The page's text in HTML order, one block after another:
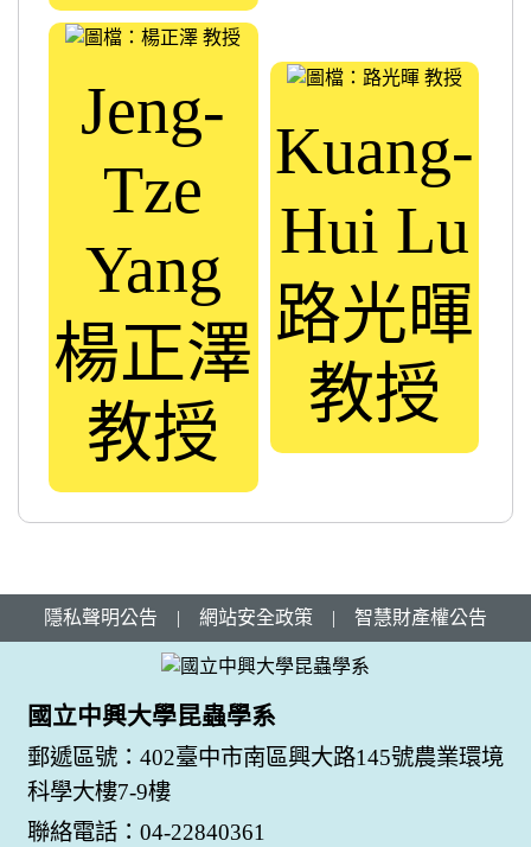
Jeng-
Tze
Yang
楊正澤
教授
Kuang-
Hui Lu
路光暉
教授
隱私聲明公告 | 網站安全政策 | 智慧財產權公告
國立中興大學昆蟲學系
郵遞區號：402臺中市南區興大路145號農業環境
科學大樓7-9樓
聯絡電話：04-22840361